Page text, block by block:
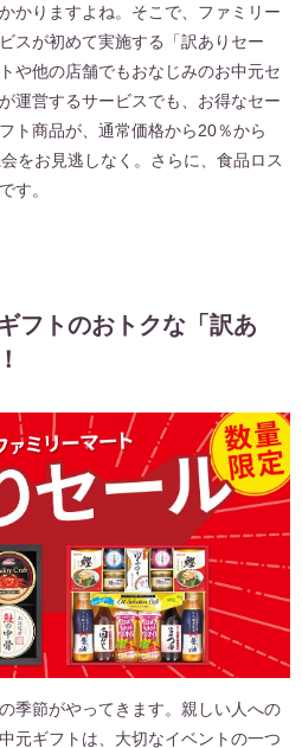
かりますよね。そこで、ファミリー
スが初めて実施する「訳ありセー
や他の店舗でもおなじみのお中元セ
運営するサービスでも、お得なセー
ト商品が、通常価格から20％から
をお見逃しなく。さらに、食品ロス
す。
フトのおトクな「訳あ
季節がやってきます。親しい人への
元ギフトは、大切なイベントの一つ